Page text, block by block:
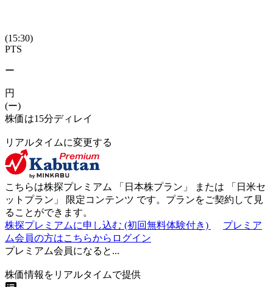
(15:30)
PTS
ー
円
(ー)
株価は15分ディレイ
リアルタイムに変更する
こちらは株探プレミアム 「 日本株プラン 」 または 「 日米セ
ットプラン 」 限定コンテンツ です。プランをご契約して見
ることができます。
株探プレミアムに申し込む (初回無料体験付き)
プレミア
ム会員の方はこちらからログイン
プレミアム会員になると...
株価情報をリアルタイムで提供